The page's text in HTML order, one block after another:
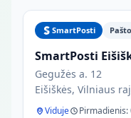
SmartPosti
SmartPosti
Gegužės a. 12
Eišiškės, Vilniaus
Viduje
Pirmadienis: